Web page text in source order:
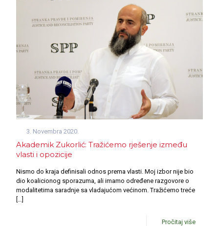
3. Novembra 2020.
Akademik Zukorlić: Tražićemo rješenje između
vlasti i opozicije
Nismo do kraja definisali odnos prema vlasti. Moj izbor nije bio
dio koalicionog sporazuma, ali imamo određene razgovore o
modalitetima saradnje sa vladajućom većinom. Tražićemo treće
[…]
Pročitaj više